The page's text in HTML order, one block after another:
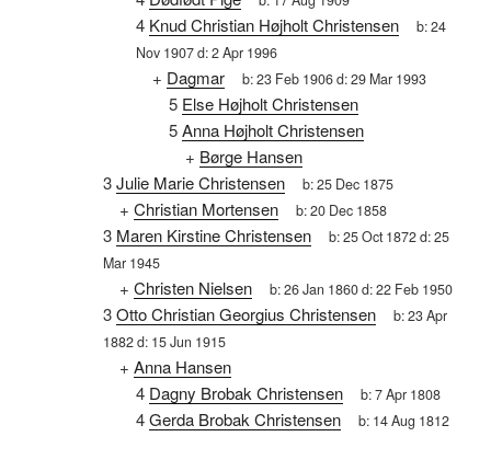
4 Knud Christian Højholt Christensen b:24
Nov 1907d:2 Apr 1996
+ Dagmar b:23 Feb 1906d:29 Mar 1993
5 Else Højholt Christensen
5Anna Højholt Christensen
+ Børge Hansen
3Julie Marie Christensen b:25 Dec 1875
+ Christian Mortensen b:20 Dec 1858
3 Maren Kirstine Christensen b:25 Oct 1872d:25
Mar 1945
+ Christen Nielsen b:26 Jan 1860d:22 Feb 1950
3Otto Christian Georgius Christensen b:23 Apr
1882d: 15 Jun 1915
+ Anna Hansen
4 Dagny Brobak Christensen b:7 Apr 1808
4Gerda Brobak Christensen b: 14 Aug 1812